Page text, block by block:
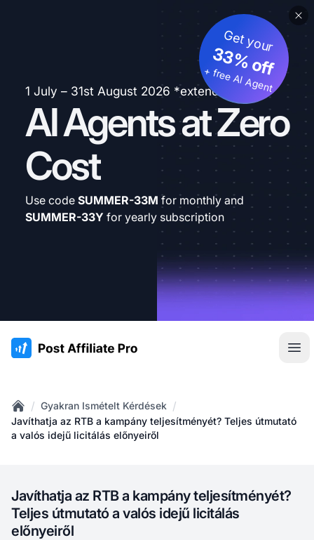
1 July – 31st August 2026 *extended
AI Agents at Zero
Cost
Get your
33% off
+ free AI Agent
Use code SUMMER-33M for monthly and
SUMMER-33Y for yearly subscription
:site.title
Home
/ Gyakran Ismételt Kérdések /
Javíthatja az RTB a kampány teljesítményét? Teljes útmutató
a valós idejű licitálás előnyeiről
Javíthatja az RTB a kampány teljesítményét?
Teljes útmutató a valós idejű licitálás
előnyeiről